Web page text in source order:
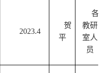
2023.4
贺
平
各
教研
室人
员